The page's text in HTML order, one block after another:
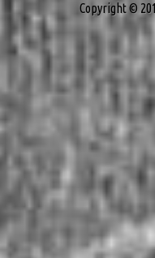
Copyright ©